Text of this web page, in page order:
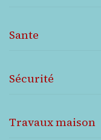
Sante
Sécurité
Travaux maison